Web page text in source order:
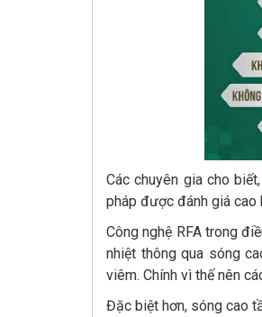
Các chuyên gia cho
pháp được đánh giá cao
Công nghệ RFA trong
nhiệt thông qua sóng
viêm. Chính vì thế nên
Đặc biệt hơn, sóng cao